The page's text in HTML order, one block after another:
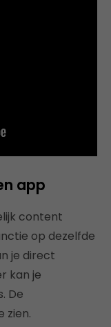
app
content
op dezelfde
je direct
kan je
De
zien.